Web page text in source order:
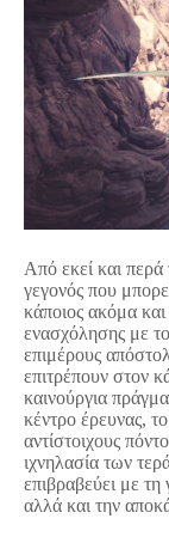
Από εκεί και περά
γεγονός που
κάποιος ακόμα
ενασχόλησης με
επιμέρους
επιτρέπουν στον
καινούργια
κέντρο έρευνας,
αντίστοιχους
ιχνηλασία των
επιβραβεύει με
αλλά και την